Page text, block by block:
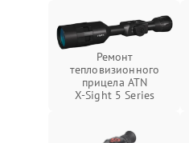
Ремонт
тепловизионного
прицела ATN
X‑Sight 5 Series